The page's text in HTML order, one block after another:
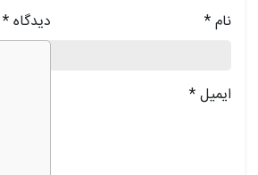
دیدگاه* نام*
ایمیل*